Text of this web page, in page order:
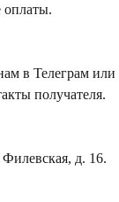
оплаты.
в Телеграм или
получателя.
д. 16.